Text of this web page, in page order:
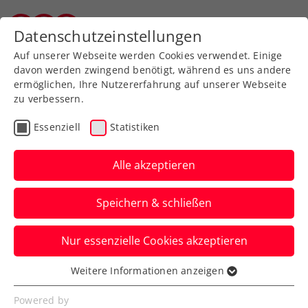
Zurück zur Newsübersicht
Turniere
Ein Ass für die Bienen:
Nachhaltige Aktion beim
Upper Austria Ladies Linz
Die Oberösterreichische Versicherung
unterstützt im Zuge des WTA-500-Turniers
Jungimkerinnen mit Bienenwaben.
Verfasst von: Presseaussendung / Redaktion, 22.01.2024
Datenschutzeinstellungen
Auf unserer Webseite werden Cookies verwendet. Einige
davon werden zwingend benötigt, während es uns andere
ermöglichen, Ihre Nutzererfahrung auf unserer Webseite
zu verbessern.
Essenziell Statistiken
Alle akzeptieren
Speichern & schließen
Nur essenzielle Cookies akzeptieren
Essenziell
Essenzielle Cookies werden für grundlegende
Weitere Informationen anzeigen
Powered by